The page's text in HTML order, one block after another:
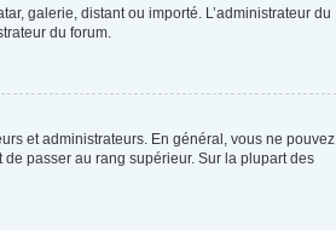
galerie, distant ou importé. L’administrateur du
du forum.
et administrateurs. En général, vous ne pouvez
passer au rang supérieur. Sur la plupart des